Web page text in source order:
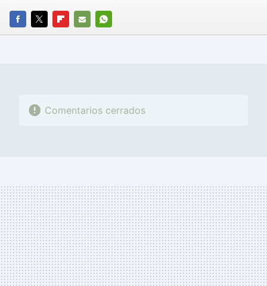
FACEBOOK
TWITTERFLIPBOARD
E-
WHATSAPP
Comentarios cerrados